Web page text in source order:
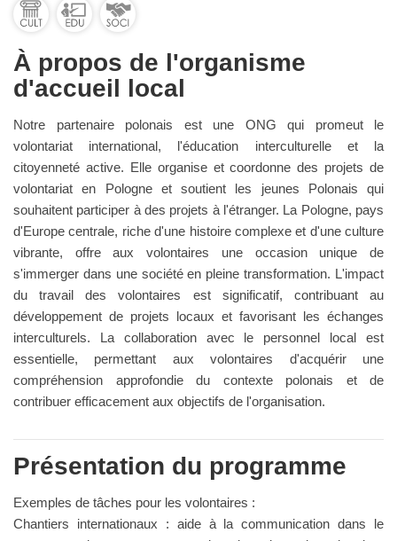
À propos de l'organisme
d'accueil local
Notre partenaire polonais est une ONG qui promeut le
volontariat international, l'éducation interculturelle et la
citoyenneté active. Elle organise et coordonne des projets de
volontariat en Pologne et soutient les jeunes Polonais qui
souhaitent participer à des projets à l'étranger. La Pologne, pays
d'Europe centrale, riche d'une histoire complexe et d'une culture
vibrante, offre aux volontaires une occasion unique de
s'immerger dans une société en pleine transformation. L'impact
du travail des volontaires est significatif, contribuant au
développement de projets locaux et favorisant les échanges
interculturels. La collaboration avec le personnel local est
essentielle, permettant aux volontaires d'acquérir une
compréhension approfondie du contexte polonais et de
contribuer efficacement aux objectifs de l'organisation.
Présentation du programme
Exemples de tâches pour les volontaires :
Chantiers internationaux : aide à la communication dans le